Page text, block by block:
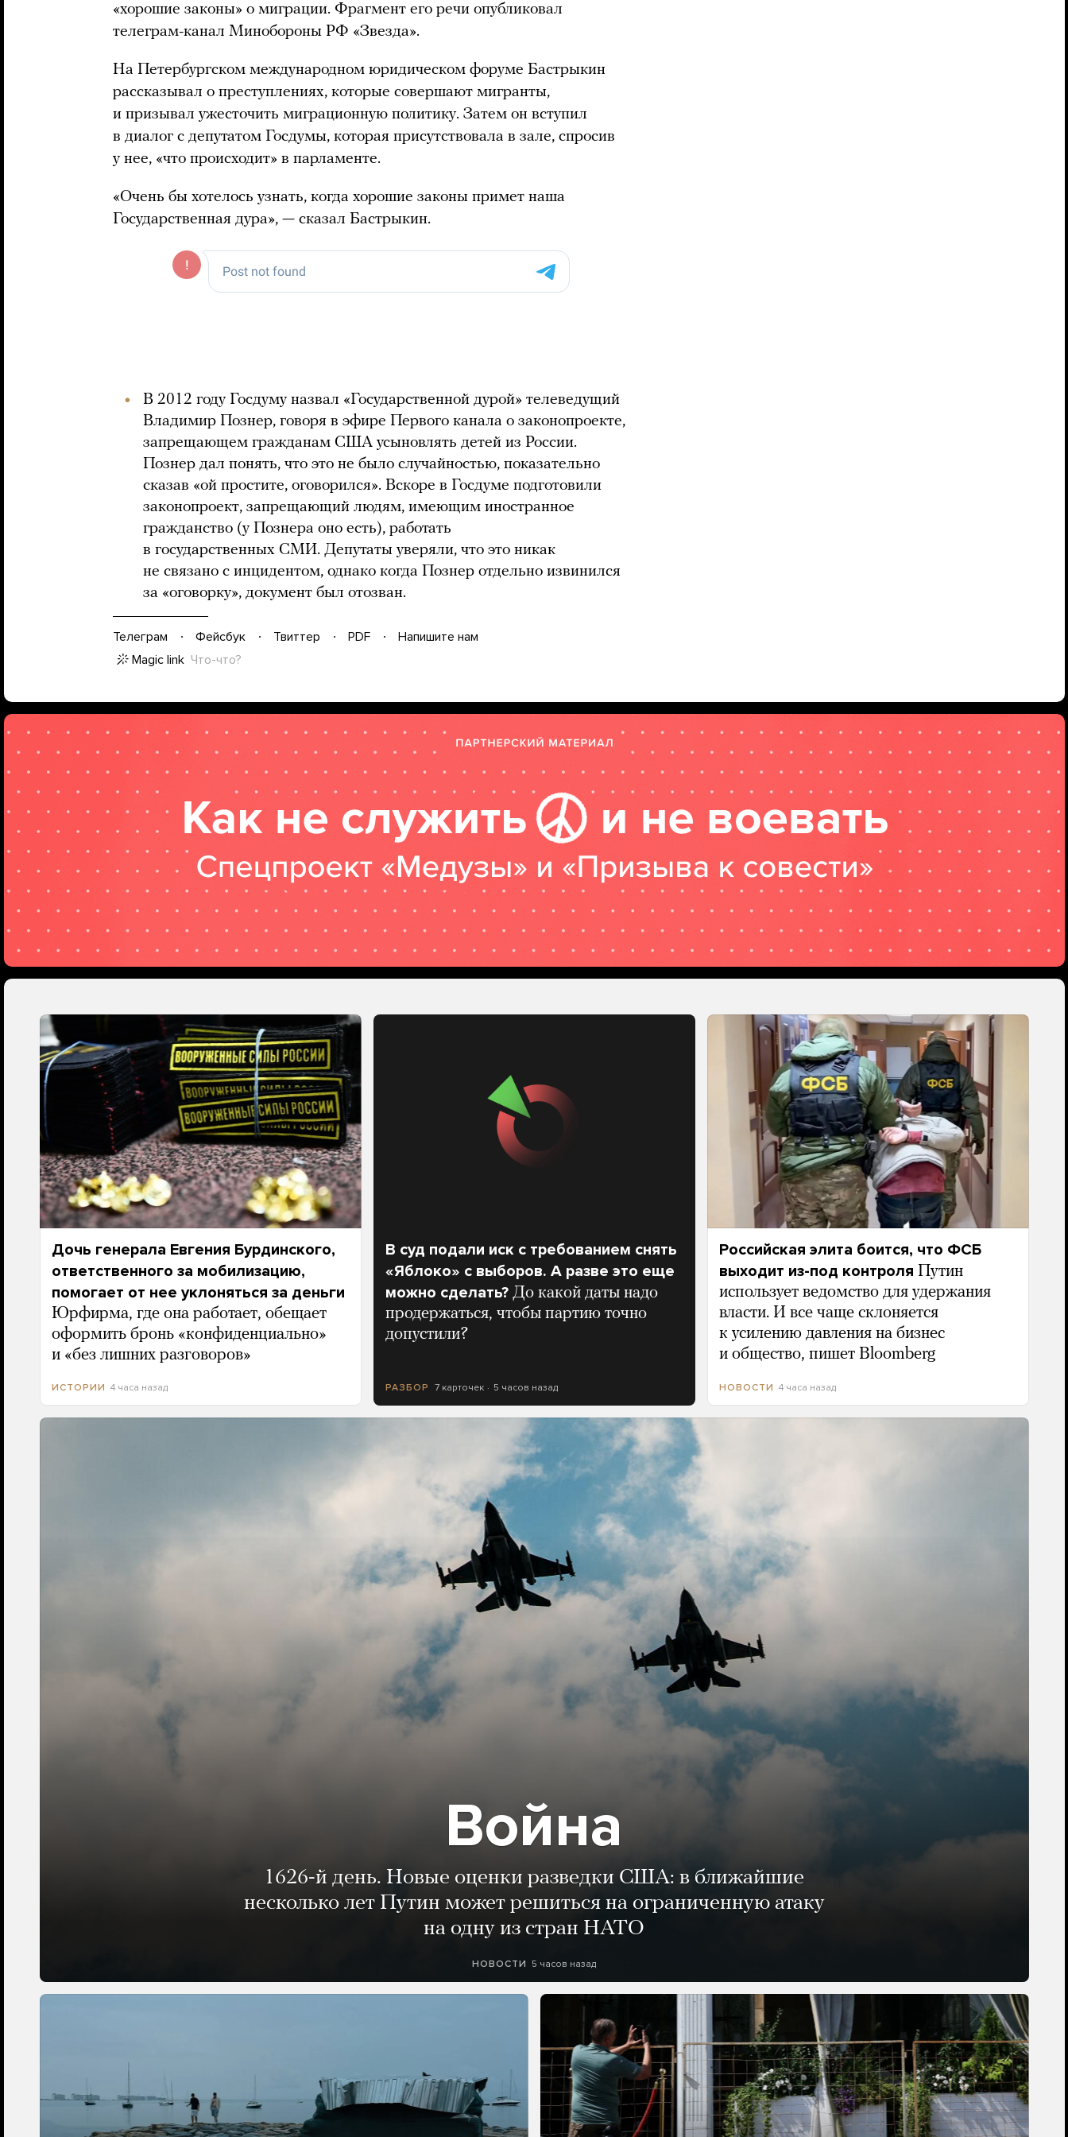
«хорошие законы» о миграции. Фрагмент его речи опубликовал
телеграм-канал Минобороны РФ «Звезда».
На Петербургском международном юридическом форуме Бастрыкин
рассказывал о преступлениях, которые совершают мигранты,
и призывал ужесточить миграционную политику. Затем он вступил
в диалог с депутатом Госдумы, которая присутствовала в зале, спросив
у нее, «что происходит» в парламенте.
«Очень бы хотелось узнать, когда хорошие законы примет наша
Государственная дура», — сказал Бастрыкин.
В 2012 году Госдуму назвал «Государственной дурой» телеведущий
Владимир Познер, говоря в эфире Первого канала о законопроекте,
запрещающем гражданам США усыновлять детей из России.
Познер дал понять, что это не было случайностью, показательно
сказав «ой простите, оговорился». Вскоре в Госдуме подготовили
законопроект, запрещающий людям, имеющим иностранное
гражданство (у Познера оно есть), работать
в государственных СМИ. Депутаты уверяли, что это никак
не связано с инцидентом, однако когда Познер отдельно извинился
за «оговорку», документ был отозван.
Телеграм Фейсбук Твиттер PDF
Напишите нам
Magic link Что-что?
Дочь генерала Евгения Бурдинского,
ответственного за мобилизацию,
помогает от нее уклоняться за деньги
Юрфирма, где она работает, обещает
оформить бронь «конфиденциально»
и «без лишних разговоров»
ИСТОРИИ 4 часа назад
В суд подали иск с требованием снять
«Яблоко» с выборов. А разве это еще
можно сделать? До какой даты надо
продержаться, чтобы партию точно
допустили?
РАЗБОР 7 карточек 5 часов назад
Российская элита боится, что ФСБ
выходит из-под контроля Путин
использует ведомство для удержания
власти. И все чаще склоняется
к усилению давления на бизнес
и общество, пишет Bloomberg
НОВОСТИ 4 часа назад
Война
1626-й день. Новые оценки разведки США: в ближайшие
несколько лет Путин может решиться на ограниченную атаку
на одну из стран НАТО
НОВОСТИ 5 часов назад